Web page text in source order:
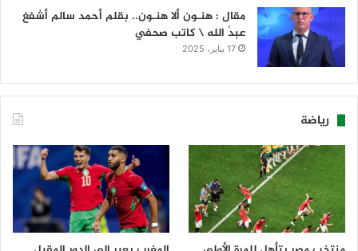
مقال : هنـون ألا هنـون.. بقلم أحمد سالم أشفغ
عبدُ الله \ كاتب صحفي
17 يناير، 2025
رياضة